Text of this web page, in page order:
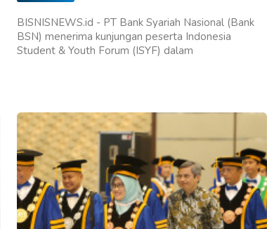
BISNISNEWS.id - PT Bank Syariah Nasional (Bank
BSN) menerima kunjungan peserta Indonesia
Student & Youth Forum (ISYF) dalam